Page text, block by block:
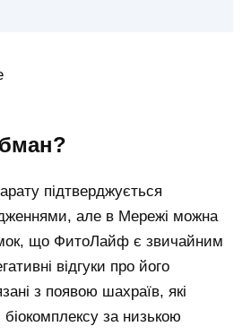
підтверджується
але в Мережі можна
що ФитоЛайф є звичайним
відгуки про його
з появою шахраїв, які
за низькою